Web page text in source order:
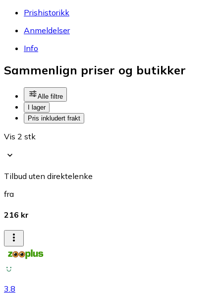
Prishistorikk
Anmeldelser
Info
Sammenlign priser og butikker
Alle filtre
I lager
Pris inkludert frakt
Vis 2 stk
Tilbud uten direktelenke
fra
216 kr
3.8